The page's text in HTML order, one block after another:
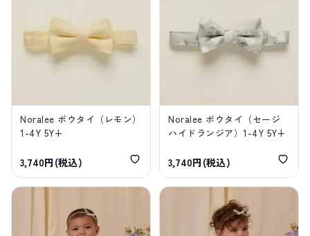
Noralee ボウタイ（レモン）
1-4Y 5Y+
3,740円(税込)
Noralee ボウタイ（セージ
ハイドランジア）1-4Y 5Y+
3,740円(税込)